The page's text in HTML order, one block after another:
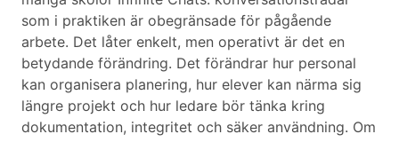
som i praktiken är obegränsade för pågående
arbete. Det låter enkelt, men operativt är det en
betydande förändring. Det förändrar hur personal
kan organisera planering, hur elever kan närma sig
längre projekt och hur ledare bör tänka kring
dokumentation, integritet och säker användning. Om